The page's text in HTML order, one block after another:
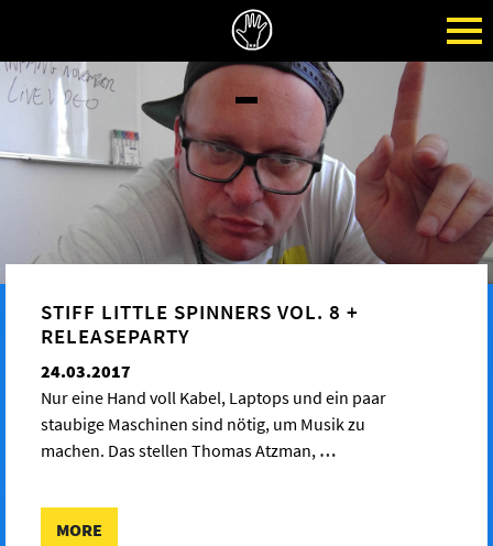
STIFF LITTLE SPINNERS VOL. 8 +
RELEASEPARTY
24.03.2017
Nur eine Hand voll Kabel, Laptops und ein paar
staubige Maschinen sind nötig, um Musik zu
machen. Das stellen Thomas Atzman, …
MORE